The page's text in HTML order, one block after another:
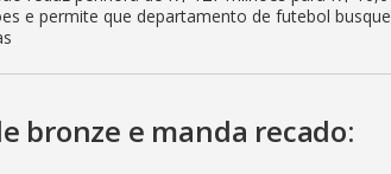
e permite que departamento de futebol busque
bronze e manda recado: